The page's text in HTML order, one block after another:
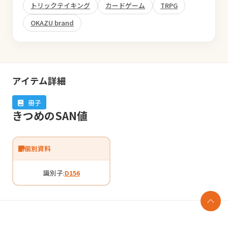
トリックテイキング
カードゲーム
TRPG
OKAZU brand
アイテム詳細
冊子
きつめのSAN値
個別資料
識別子:D156